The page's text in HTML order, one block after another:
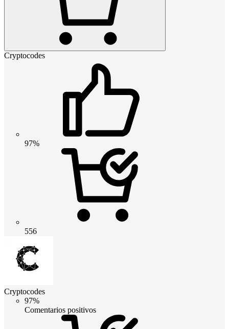
Cryptocodes
97%
556
Cryptocodes
97%
Comentarios positivos